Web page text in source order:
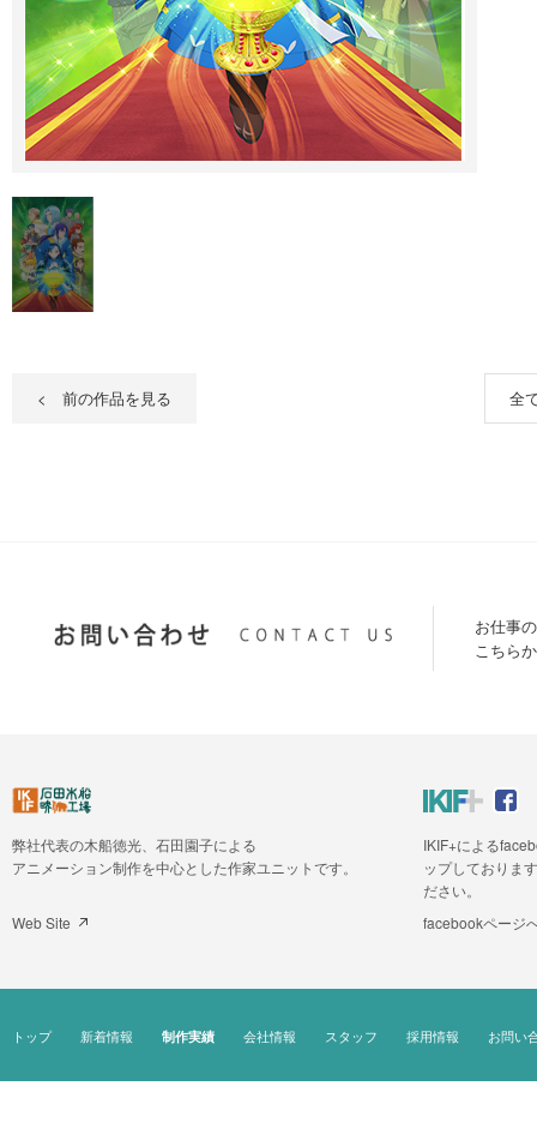
< 前の作品を見る 全
お仕事
こちら
弊社代表の木船徳光、石田園子による
アニメーション制作を中心とした作家ユニットです。
Web Site
IKIF+による
ップしておりま
ださい。
facebookページ
トップ 新着情報 制作実績 会社情報 スタッフ 採用情報 お問い